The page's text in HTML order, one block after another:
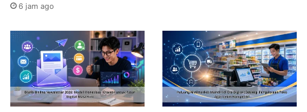
6 jam ago